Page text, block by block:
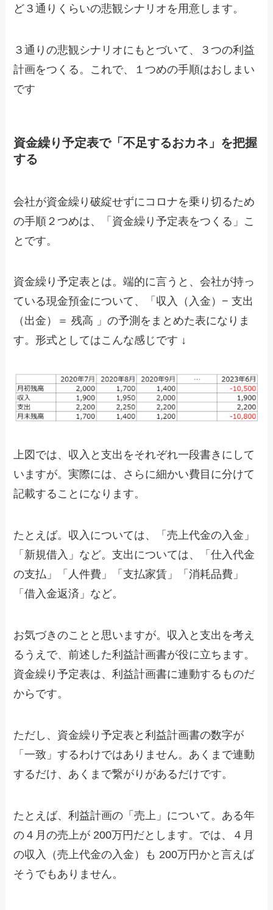
ど３通りくらいの悲観シナリオを用意します。
３通りの悲観シナリオにもとづいて、３つの利益
計画をつくる。これで、１つめの手順はおしまい
です
資金繰り予定表で「不足するおカネ」を把握
する
会社が資金繰り破綻せずにコロナを乗り切るため
の手順２つめは、「資金繰り予定表をつくる」こ
とです。
資金繰り予定表とは。端的に言うと、会社が持っ
ている現金預金について、「収入（入金）− 支出
（出金）＝ 残高 」の予測をまとめた表になりま
す。形式としてはこんな感じです ↓
上図では、収入と支出をそれぞれ一段書きにして
いますが。実際には、さらに細かい費目に分けて
記載することになります。
たとえば。収入については、「売上代金の入金」
「新規借入」など。支出については、「仕入代金
の支払」「人件費」「支払家賃」「消耗品費」
「借入金返済」など。
お気づきのことと思いますが。収入と支出を考え
るうえで、前述した利益計画書が役に立ちます。
資金繰り予定表は、利益計画書に連動するものだ
からです。
ただし、資金繰り予定表と利益計画書の数字が
「一致」するわけではありません。あくまで連動
するだけ、あくまで繋がりがあるだけです。
たとえば、利益計画の「売上」について。ある年
の４月の売上が 200万円だとします。では、４月
の収入（売上代金の入金）も 200万円かと言えば
そうでもありません。